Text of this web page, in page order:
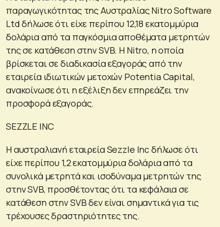
παραγωγικότητας της Αυστραλίας Nitro Software
Ltd δήλωσε ότι είχε περίπου 12,18 εκατομμύρια
δολάρια από τα παγκόσμια αποθέματα μετρητών
της σε κατάθεση στην SVB. Η Nitro, η οποία
βρίσκεται σε διαδικασία εξαγοράς από την
εταιρεία ιδιωτικών μετοχών Potentia Capital,
ανακοίνωσε ότι η εξέλιξη δεν επηρεάζει την
προσφορά εξαγοράς.
SEZZLE INC
Η αυστραλιανή εταιρεία Sezzle Inc δήλωσε ότι
είχε περίπου 1,2 εκατομμύρια δολάρια από τα
συνολικά μετρητά και ισοδύναμα μετρητών της
στην SVB, προσθέτοντας ότι τα κεφάλαια σε
κατάθεση στην SVB δεν είναι σημαντικά για τις
τρέχουσες δραστηριότητες της.